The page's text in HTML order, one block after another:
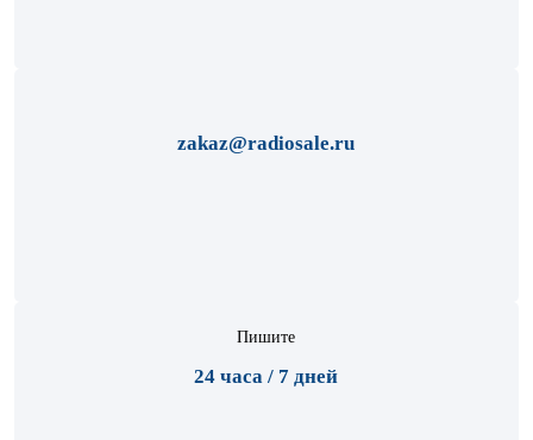
zakaz@radiosale.ru
Пишите
24 часа / 7 дней